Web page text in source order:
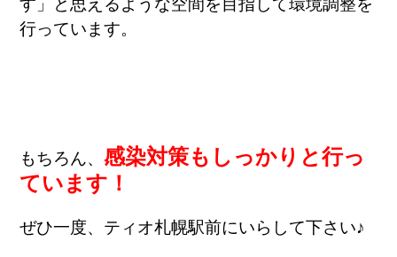
行っています。
もちろん、感染対策もしっかりと行っ
ています！
ぜひ一度、ティオ札幌駅前にいらして下さい♪